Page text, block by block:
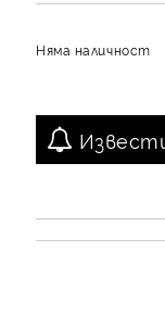
Няма наличност